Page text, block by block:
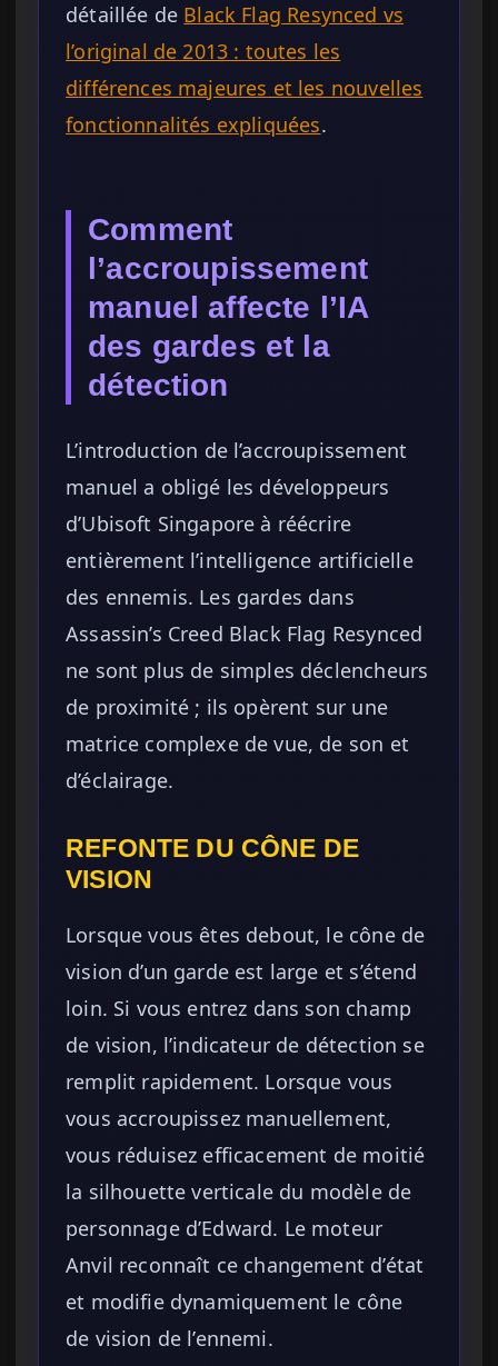
détaillée de Black Flag Resynced vs
l’original de 2013 : toutes les
différences majeures et les nouvelles
fonctionnalités expliquées.
Comment
l’accroupissement
manuel affecte l’IA
des gardes et la
détection
L’introduction de l’accroupissement
manuel a obligé les développeurs
d’Ubisoft Singapore à réécrire
entièrement l’intelligence artificielle
des ennemis. Les gardes dans
Assassin’s Creed Black Flag Resynced
ne sont plus de simples déclencheurs
de proximité ; ils opèrent sur une
matrice complexe de vue, de son et
d’éclairage.
REFONTE DU CÔNE DE
VISION
Lorsque vous êtes debout, le cône de
vision d’un garde est large et s’étend
loin. Si vous entrez dans son champ
de vision, l’indicateur de détection se
remplit rapidement. Lorsque vous
vous accroupissez manuellement,
vous réduisez efficacement de moitié
la silhouette verticale du modèle de
personnage d’Edward. Le moteur
Anvil reconnaît ce changement d’état
et modifie dynamiquement le cône
de vision de l’ennemi.